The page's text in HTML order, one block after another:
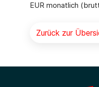
EUR monatlich
Zurück zur